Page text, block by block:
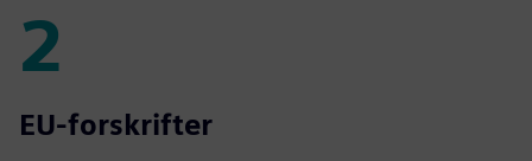
2
2
EU-forskrifter